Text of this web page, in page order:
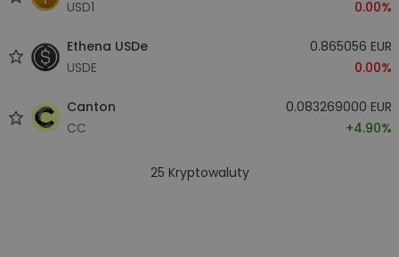
USD1
0.00%
Ethena USDe
USDE
0.865056 EUR
0.00%
Canton
CC
0.083269000 EUR
+4.90%
25 Kryptowaluty